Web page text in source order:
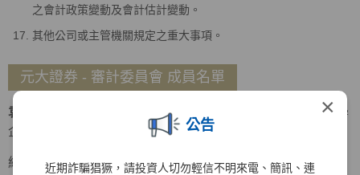
×
公告
近期詐騙猖獗，請投資人切勿輕信不明來電、簡訊、連
之會計政策變動及會計估計變動。
其他公司或主管機關規定之重大事項。
元大證券 - 審計委員會 成員名單
袁惠兒
美國密蘇里大學會計碩士、美國南伊利諾大學
企管碩士
經歷